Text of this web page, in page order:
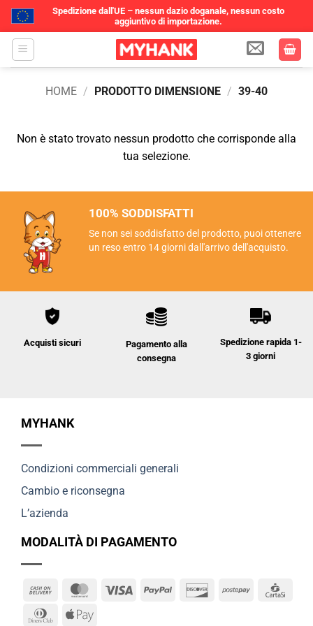
Spedizione dall'UE – nessun dazio doganale, nessun costo
aggiuntivo di importazione.
Salta
HOME / PRODOTTO DIMENSIONE / 39-40
Non è stato trovato nessun prodotto che corrisponde alla
tua selezione.
100% SODDISFATTI
Se non sei soddisfatto del prodotto, puoi ottenere
un reso entro 14 giorni dall'arrivo dell'acquisto.
Acquisti sicuri
Pagamento alla
consegna
Spedizione rapida 1-
3 giorni
MYHANK
Condizioni commerciali generali
Cambio e riconsegna
L’azienda
MODALITÀ DI PAGAMENTO
Cash
MasterCard
Visa PayPal DiscoverPostepay
DinnersApple